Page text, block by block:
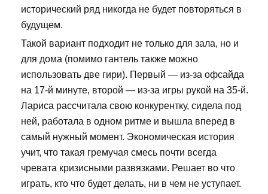
исторический ряд никогда не будет повторяться в
будущем.
Такой вариант подходит не только для зала, но и
для дома (помимо гантель также можно
использовать две гири). Первый — из-за офсайда
на 17-й минуте, второй — из-за игры рукой на 35-й.
Лариса рассчитала свою конкурентку, сидела под
ней, работала в одном ритме и вышла вперед в
самый нужный момент. Экономическая история
учит, что такая гремучая смесь почти всегда
чревата кризисными развязками. Решает во что
играть, кто что будет делать, ни в чем не уступает.